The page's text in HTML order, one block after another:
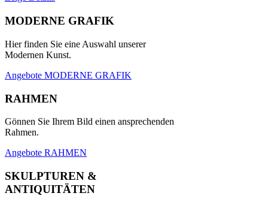
MODERNE GRAFIK
Hier finden Sie eine Auswahl unserer
Modernen Kunst.
Angebote MODERNE GRAFIK
RAHMEN
Gönnen Sie Ihrem Bild einen ansprechenden
Rahmen.
Angebote RAHMEN
SKULPTUREN &
ANTIQUITÄTEN